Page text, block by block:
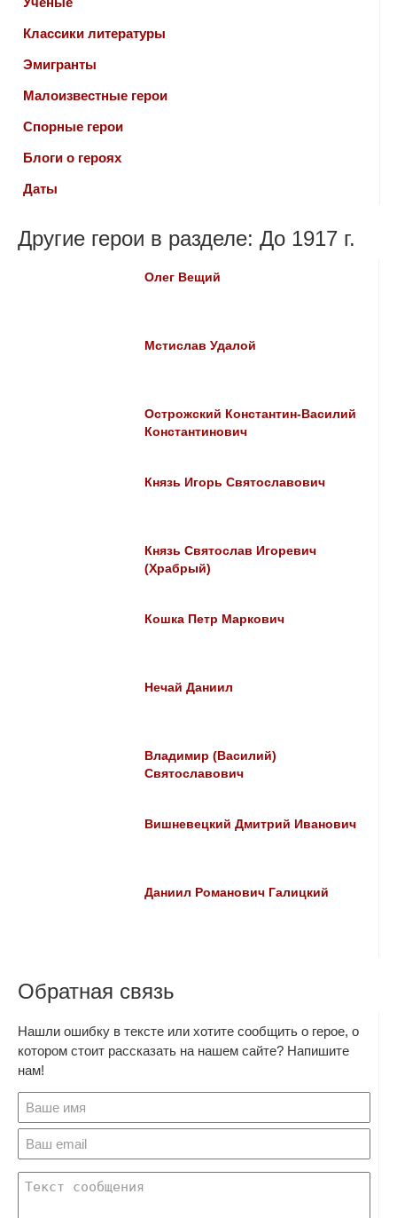
Классики литературы
Эмигранты
Малоизвестные герои
Спорные герои
Блоги о героях
Даты
Другие герои в разделе: До 1917 г.
Олег Вещий
Мстислав Удалой
Острожский Константин-Василий
Константинович
Князь Игорь Святославович
Князь Святослав Игоревич
(Храбрый)
Кошка Петр Маркович
Нечай Даниил
Владимир (Василий)
Святославович
Вишневецкий Дмитрий Иванович
Даниил Романович Галицкий
Обратная связь
Нашли ошибку в тексте или хотите сообщить о герое, о
котором стоит рассказать на нашем сайте? Напишите
нам!